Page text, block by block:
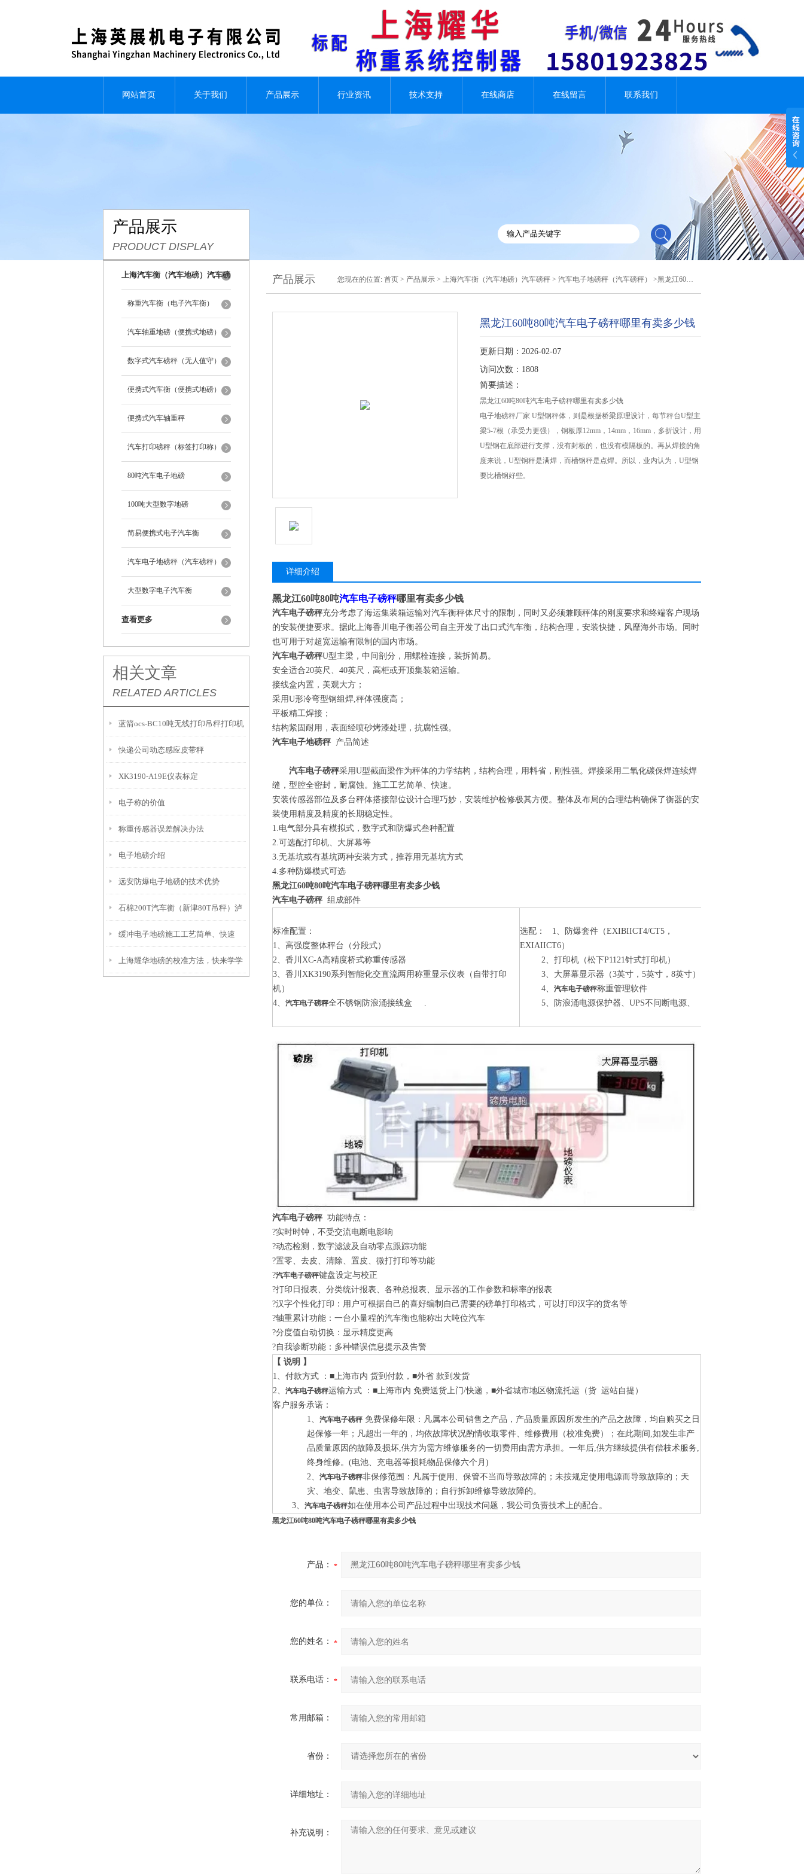
网站首页 关于我们 产品展示 行业资讯 技术支持 在线商店 在线留言 联系我们
产品展示
PRODUCT DISPLAY
上海汽车衡（汽车地磅）汽车磅
秤称重汽车衡（电子汽车衡）
汽车轴重地磅（便携式地磅）
数字式汽车磅秤（无人值守）
便携式汽车衡（便携式地磅）
便携式汽车轴重秤
汽车打印磅秤（标签打印称）
80吨汽车电子地磅
100吨大型数字地磅
简易便携式电子汽车衡
汽车电子地磅秤（汽车磅秤）
大型数字电子汽车衡
查看更多
相关文章
RELATED ARTICLES
蓝箭ocs-BC10吨无线打印吊秤打印机
不工作怎么解决
快递公司动态感应皮带秤
XK3190-A19E仪表标定
电子称的价值
称重传感器误差解决办法
电子地磅介绍
远安防爆电子地磅的技术优势
石棉200T汽车衡（新津80T吊秤）泸
西汽车地磅）乡城80吨汽车衡维修
缓冲电子地磅施工工艺简单、快速
上海耀华地磅的校准方法，快来学学
产品展示 您现在的位置: 首页 > 产品展示 > 上海汽车衡（汽车地磅）汽车磅秤 > 汽车电子地磅秤（汽车磅秤） >黑龙江60吨80吨汽车电子磅秤哪里有卖多少钱
黑龙江60吨80吨汽车电子磅秤哪里有卖多少钱
更新日期：2026-02-07
访问次数：1808
简要描述：
黑龙江60吨80吨汽车电子磅秤哪里有卖多少钱
电子地磅秤厂家 U型钢秤体，则是根据桥梁原理设计，每节秤台U型主
梁5-7根（承受力更强），钢板厚12mm，14mm，16mm，多折设计，用
U型钢在底部进行支撑，没有封板的，也没有模隔板的。再从焊接的角
度来说，U型钢秤是满焊，而槽钢秤是点焊。所以，业内认为，U型钢
要比槽钢好些。
详细介绍
黑龙江60吨80吨汽车电子磅秤哪里有卖多少钱
汽车电子磅秤充分考虑了海运集装箱运输对汽车衡秤体尺寸的限制，同时又必须兼顾秤体的刚度要求和终端客户现场
的安装便捷要求。据此上海香川电子衡器公司自主开发了出口式汽车衡，结构合理，安装快捷，风靡海外市场。同时
也可用于对超宽运输有限制的国内市场。
汽车电子磅秤U型主梁，中间剖分，用螺栓连接，装拆简易。
安全适合20英尺、40英尺，高柜或开顶集装箱运输。
接线盒内置，美观大方；
采用U形冷弯型钢组焊,秤体强度高；
平板精工焊接；
结构紧固耐用，表面经喷砂烤漆处理，抗腐性强。
汽车电子地磅秤 产品简述
汽车电子磅秤采用U型截面梁作为秤体的力学结构，结构合理，用料省，刚性强。焊接采用二氧化碳保焊连续焊
缝，型腔全密封，耐腐蚀。施工工艺简单、快速。
安装传感器部位及多台秤体搭接部位设计合理巧妙，安装维护检修极其方便。整体及布局的合理结构确保了衡器的安
装使用精度及精度的长期稳定性。
1.电气部分具有模拟式，数字式和防爆式叁种配置
2.可选配打印机、大屏幕等
3.无基坑或有基坑两种安装方式，推荐用无基坑方式
4.多种防爆模式可选
黑龙江60吨80吨汽车电子磅秤哪里有卖多少钱
汽车电子磅秤 组成部件
标准配置：
1、高强度整体秤台（分段式）
2、香川XC-A高精度桥式称重传感器
3、香川XK3190系列智能化交直流两用称重显示仪表（自带打印
机）
4、 汽车电子磅秤全不锈钢防浪涌接线盒 .
选配： 1、防爆套件（EXIBIICT4/CT5，
EXIAIICT6）
2、打印机（松下P1121针式打印机）
3、大屏幕显示器（3英寸，5英寸，8英寸）
4、 汽车电子磅秤称重管理软件
5、防浪涌电源保护器、UPS不间断电源、
汽车电子磅秤 功能特点：
?实时时钟，不受交流电断电影响
?动态检测，数字滤波及自动零点跟踪功能
?置零、去皮、清除、置皮、微打打印等功能
?汽车电子磅秤键盘设定与校正
?打印日报表、分类统计报表、各种总报表、显示器的工作参数和标率的报表
?汉字个性化打印：用户可根据自己的喜好编制自己需要的磅单打印格式，可以打印汉字的货名等
?轴重累计功能：一台小量程的汽车衡也能称出大吨位汽车
?分度值自动切换：显示精度更高
?自我诊断功能：多种错误信息提示及告警
【 说明 】
1、付款方式 ：■上海市内 货到付款，■外省 款到发货
2、 汽车电子磅秤运输方式 ：■上海市内 免费送货上门/快递，■外省城市地区物流托运（货 运站自提）
客户服务承诺：
1
汽车电子磅秤 免费保修年限：凡属本公司销售之产品，产品质量原因所发生的产品之故障，均自购买之日
起保修一年；凡超出一年的，均依故障状况酌情收取零件、维修费用（校准免费）；在此期间 如发生非产
品质量原因的故障及损坏, 供方为需方维修服务的一切费用由需方承担。一年后, 供方继续提供有偿枝术服务
终身维修。 (电池、充电器等损耗物品保修六个月 )
2
汽车电子磅秤非保修范围：凡属于使用、保管不当而导致故障的；未按规定使用电源而导致故障的；天
灾、地变、鼠患、虫害导致故障的；自行拆卸维修导致故障的。
3
汽车电子磅秤如在使用本公司产品过程中出现技术问题，我公司负责技术上的配合。
黑龙江60吨80吨汽车电子磅秤哪里有卖多少钱
产品：
您的单位：
您的姓名：
联系电话：
常用邮箱：
省份：
详细地址：
补充说明：